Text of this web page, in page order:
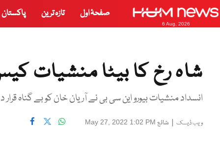
6 Aug, 2026
صفحۂ اول تازہ ترین پاکستان
شاہ رخ کا بیٹا منشیات
انسداد منشیات بیورو این سی بی نے آریان خان کو بے گناہ
ویب ڈیسک | شائع May 27, 2022 1:02 PM